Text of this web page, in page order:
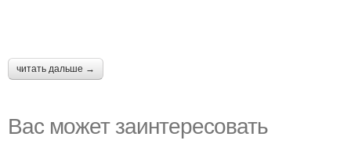
читать дальше →
Вас может заинтересовать